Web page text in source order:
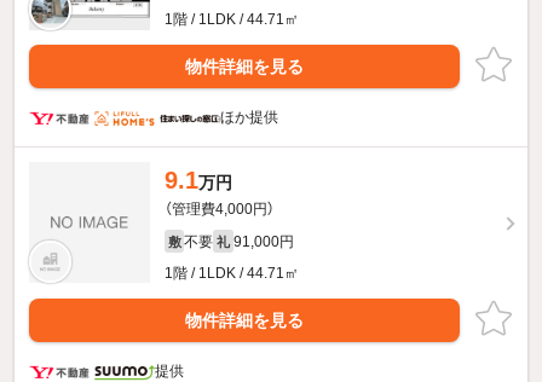
1階 / 1LDK / 44.71㎡
物件詳細を見る
ほか提供
9.1万円
（管理費4,000円）
敷 不要 礼 91,000円
1階 / 1LDK / 44.71㎡
物件詳細を見る
提供